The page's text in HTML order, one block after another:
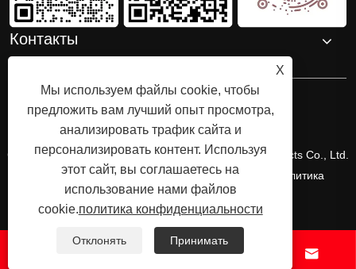
Контакты
Copyright © 2025 Shenzhenzhongsuwang Plastic Products Co., Ltd.
Все права защищены.Links Sitemap RSS
политика
конфиденциальности
 
X
Мы используем файлы cookie, чтобы
предложить вам лучший опыт просмотра,
анализировать трафик сайта и
персонализировать контент. Используя
этот сайт, вы соглашаетесь на
использование нами файлов
cookie.политика конфиденциальности
Отклонять Принимать